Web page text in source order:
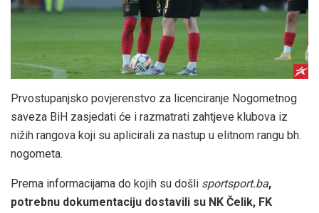
Prvostupanjsko povjerenstvo za licenciranje Nogometnog
saveza BiH zasjedati će i razmatrati zahtjeve klubova iz
nižih rangova koji su aplicirali za nastup u elitnom rangu bh.
nogometa.
Prema informacijama do kojih su došli sportsport.ba,
potrebnu dokumentaciju dostavili su NK Čelik, FK